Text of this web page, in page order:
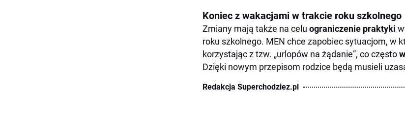
Koniec z wakacjami w trakcie roku szkolnego
Zmiany mają także na celu ograniczenie praktyki
roku szkolnego. MEN chce zapobiec sytuacjom, w
korzystając z tzw. „urlopów na żądanie”, co często
Dzięki nowym przepisom rodzice będą musieli
Redakcja Superchodziez.pl